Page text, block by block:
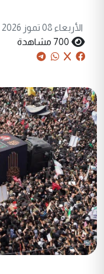
الأربعاء 08 تموز 2026
700 مشاهدة